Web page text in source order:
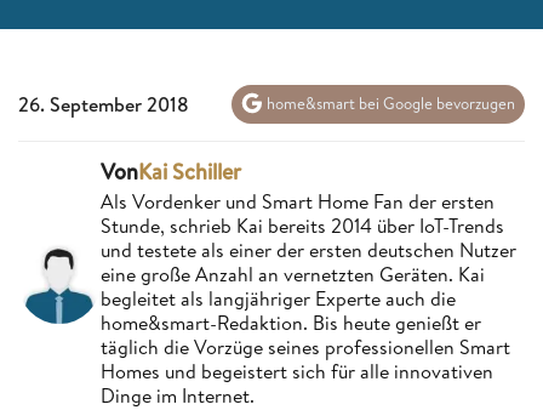
26. September 2018 home&smart bei Google bevorzugen
VonKai Schiller
Als Vordenker und Smart Home Fan der ersten
Stunde, schrieb Kai bereits 2014 über IoT-Trends
und testete als einer der ersten deutschen Nutzer
eine große Anzahl an vernetzten Geräten. Kai
begleitet als langjähriger Experte auch die
home&smart-Redaktion. Bis heute genießt er
täglich die Vorzüge seines professionellen Smart
Homes und begeistert sich für alle innovativen
Dinge im Internet.